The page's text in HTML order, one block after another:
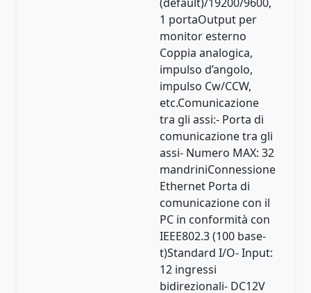
(default)/19200/9600,
1 portaOutput per
monitor esterno
Coppia analogica,
impulso d’angolo,
impulso Cw/CCW,
etc.Comunicazione
tra gli assi:- Porta di
comunicazione tra gli
assi- Numero MAX: 32
mandriniConnessione
Ethernet Porta di
comunicazione con il
PC in conformità con
IEEE802.3 (100 base-
t)Standard I/O- Input:
12 ingressi
bidirezionali- DC12V